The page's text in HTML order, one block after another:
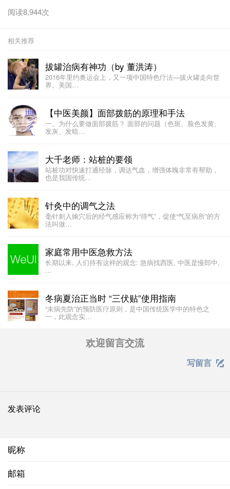
阅读8,944次
相关推荐
拔罐治病有神功（by 董洪涛）
2016年里约奥运会上，又一项中国特色疗法—拔火罐走向世
界。美国…
【中医美颜】面部拨筋的原理和手法
一、为什么要做面部拨筋？ 面部的问题（色斑、脸色发黄、
发灰、发暗…
大千老师：站桩的要领
站桩功对快速打通经脉，调达气血，增强体魄非常有帮助，
也是我国传统…
针灸中的调气之法
毫针刺入腧穴后的经气感应称为“得气”，促使“气至病所”的方
法叫做…
家庭常用中医急救方法
长期以来, 人们持有这样的观念: 急病找西医, 中医是慢郎中,
…
冬病夏治正当时 “三伏贴”使用指南
“未病先防”的预防医疗原则，是中国传统医学中的特色之
一，此观念实…
欢迎留言交流
写留言 
发表评论
昵称
邮箱